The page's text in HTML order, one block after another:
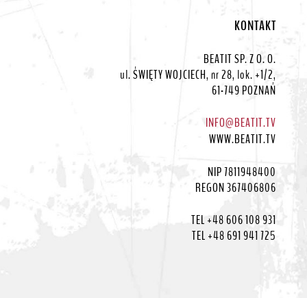
KONTAKT
BEATIT SP. Z O. O.
ul. ŚWIĘTY WOJCIECH, nr 28, lok. +1/2,
61-749 POZNAŃ
INFO@BEATIT.TV
WWW.BEATIT.TV
NIP 7811948400
REGON 367406806
TEL +48 606 108 931
TEL +48 691 941 725